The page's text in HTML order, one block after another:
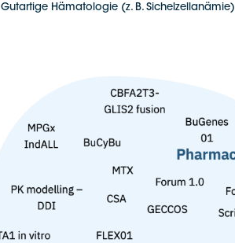
Gutartige Hämatologie (z. B. Sichelzellanämie)